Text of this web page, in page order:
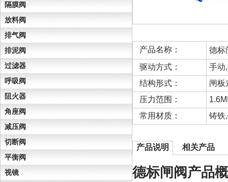
隔膜阀
放料阀
排气阀
排泥阀
过滤器
呼吸阀
阻火器
角座阀
减压阀
切断阀
平衡阀
视镜
产品名称：
德标
驱动方式：
手动
结构形式：
闸板
压力范围：
常用材质：
铸铁
产品说明 相关产品
德标闸阀产品